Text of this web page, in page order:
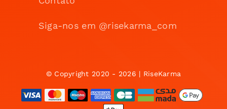
Siga-nos em @risekarma_com
© Copyright 2020 - 2026 | RiseKarma